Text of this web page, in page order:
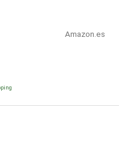
Amazon.es